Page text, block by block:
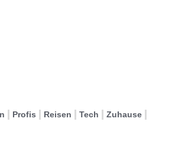
Profis Reisen Tech Zuhause